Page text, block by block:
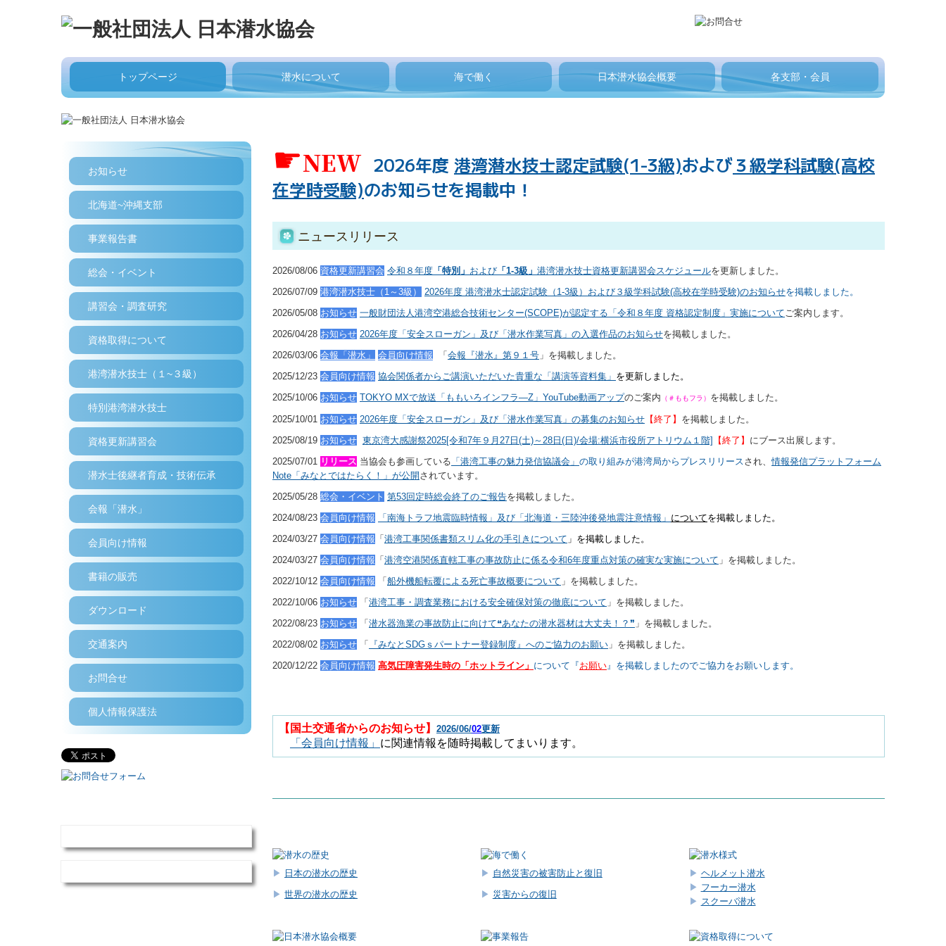
トップページ 潜水について 海で働く 日本潜水協会概要 各支部・会員
お知らせ
北海道~沖縄支部
事業報告書
総会・イベント
講習会・調査研究
資格取得について
港湾潜水技士（１~３級）
特別港湾潜水技士
資格更新講習会
潜水士後継者育成・技術伝承
会報「潜水」
会員向け情報
書籍の販売
ダウンロード
交通案内
お問合せ
個人情報保護法
☛NEW 2026年度 港湾潜水技士認定試験(1-3級)および３級学科試験(高校
在学時受験)のお知らせを掲載中！
ニュースリリース
2026/08/06 資格更新講習会 令和８年度 「特別」 および 「1-3級」 港湾潜水技士資格更新講習会スケジュールを更新しました。
2026/07/09 港湾潜水技士（1～3級） 2026年度 港湾潜水士認定試験（ 1-3級）および３級学科試験(高校在学時受験)のお知らせを掲載しました。
2026/05/08 お知らせ 一般財団法人港湾空港総合技術センター(SCOPE)が認定する「令和８年度 資格認定制度」実施について ご案内します。
2026/04/28 お知らせ 2026年度「安全スローガン」及び「潜水作業写真」の入選作品のお知らせを掲載しました。
2026/03/06 会報「潜水」 会員向け情報 「会報『潜水』第９１号 」を掲載しました。
2025/12/23 会員向け情報 協会関係者からご講演いただいた貴重な「講演等資料集 」 を更新しました。
2025/10/06 お知らせ TOKYO MXで放送 「 ももいろインフラ―Z」YouTube動画アップのご案内 （＃ももフラ） を掲載しました。
2025/10/01 お知らせ 2026年度「安全スローガン」及び「潜水作業写真」の募集のお知らせ 【終了】 を掲載しました。
2025/08/19 お知らせ 東京湾大感謝祭2025[令和7年９月27日(土)～28日(日)/会場:横浜市役所アトリウム１階] 【終了】 にブース出展します。
2025/07/01 リリース 当協会も参画している 「港湾工事の魅力発信協議会」 の取り組みが港湾局からプレスリリース され、情報発信プラットフォーム
Note「みなとではたらく！」が公開されています。
2025/05/28 総会・イベント 第53回定時総会終了のご報告を掲載しました。
2024/08/23 会員向け情報 「南海トラフ地震臨時情報」及び「北海道・三陸沖後発地震注意情報」 についてを掲載しました。
2024/03/27 会員向け情報 「港湾工事関係書類スリム化の手引きについて 」を掲載しました。
2024/03/27 会員向け情報 「港湾空港関係直轄工事の事故防止に係る令和6年度重点対策の確実な実施について 」を掲載しました。
2022/10/12 会員向け情報 「船外機船転覆による死亡事故概要について 」を掲載しました。
2022/10/06 お知らせ 「港湾工事・調査業務における安全確保対策の徹底について 」を掲載しました。
2022/08/23 お知らせ 「潜水器漁業の事故防止に向けて❝あなたの潜水器材は大丈夫！？ ❞ 」を掲載しました。
2022/08/02 お知らせ 「 『みなとSDGｓパートナー登録制度』 へのご協力のお願い 」を掲載しました。
2020/12/22 会員向け情報 高気圧障害発生時の 「ホットライン」 について『お願い 』を掲載しましたのでご協力をお願いします。
【国土交通省からのお知らせ】 2026/06/02更新
「会員向け情報」 に関連情報を随時掲載してまいります。
▶
日本の潜水の歴史
▶ 世界の潜水の歴史
▶ 自然災害の被害防止と復旧
▶ 災害からの復旧
▶ ヘルメット潜水
▶ フーカー潜水
▶ スクーバ潜水